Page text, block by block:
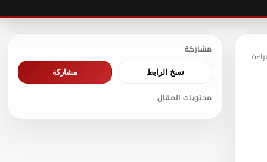
مشاركة
نسخ الرابط مشاركة
محتويات المقال